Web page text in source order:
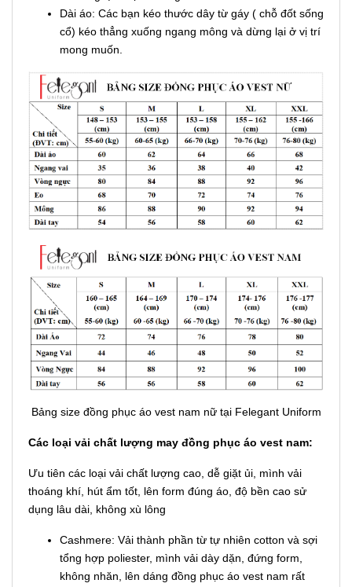
Dài áo: Các bạn kéo thước dây từ gáy ( chỗ đốt sống
cổ) kéo thẳng xuống ngang mông và dừng lại ở vị trí
mong muốn.
Bảng size đồng phục áo vest nam nữ tại Felegant Uniform
Các loại vải chất lượng may đồng phục áo vest nam:
Ưu tiên các loại vải chất lượng cao, dễ giặt ủi, mình vải
thoáng khí, hút ẩm tốt, lên form đúng áo, độ bền cao sử
dụng lâu dài, không xù lông
Cashmere: Vải thành phần từ tự nhiên cotton và sợi
tổng hợp poliester, mình vải dày dặn, đứng form,
không nhăn, lên dáng đồng phục áo vest nam rất